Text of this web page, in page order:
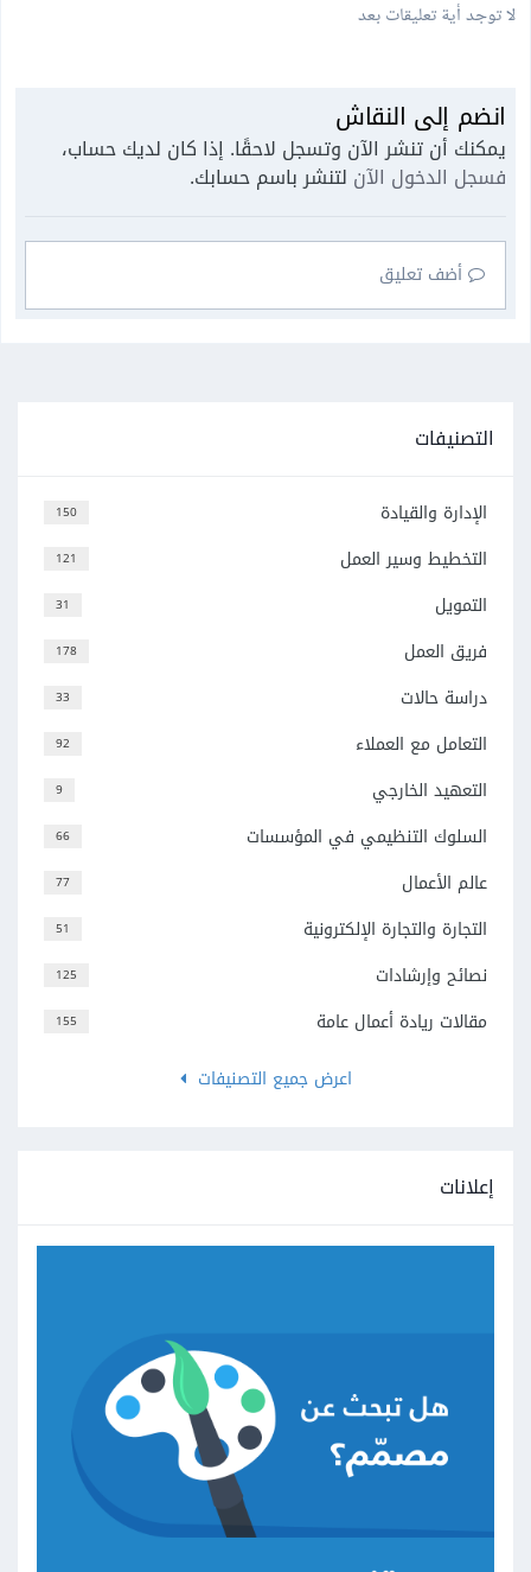
لا توجد أية تعليقات بعد
انضم إلى النقاش
يمكنك أن تنشر الآن وتسجل لاحقًا. إذا كان لديك حساب،
فسجل الدخول الآن لتنشر باسم حسابك.
أضف تعليق
التصنيفات
150 الإدارة والقيادة
121 التخطيط وسير العمل
31 التمويل
178 فريق العمل
33 دراسة حالات
92 التعامل مع العملاء
9 التعهيد الخارجي
66 السلوك التنظيمي في المؤسسات
77 عالم الأعمال
51 التجارة والتجارة الإلكترونية
125 نصائح وإرشادات
155
مقالات ريادة أعمال عامة
اعرض جميع التصنيفات
إعلانات